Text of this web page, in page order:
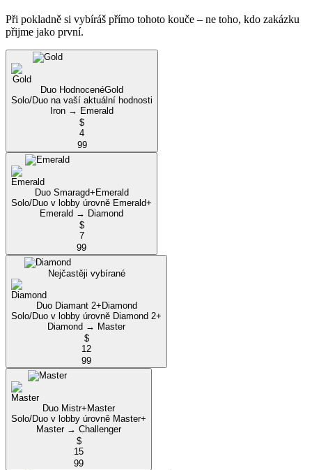
Při pokladně si vybíráš přímo tohoto kouče – ne toho, kdo zakázku
přijme jako první.
Duo HodnocenéGold
Solo/Duo na vaší aktuální hodnosti
Iron → Emerald
$
4
99
Duo Smaragd+ Emerald
Solo/Duo v lobby úrovně Emerald+
Emerald → Diamond
$
7
99
Nejčastěji vybírané
Duo Diamant 2+ Diamond
Solo/Duo v lobby úrovně Diamond 2+
Diamond → Master
$
12
99
Duo Mistr+ Master
Solo/Duo v lobby úrovně Master+
Master → Challenger
$
15
99